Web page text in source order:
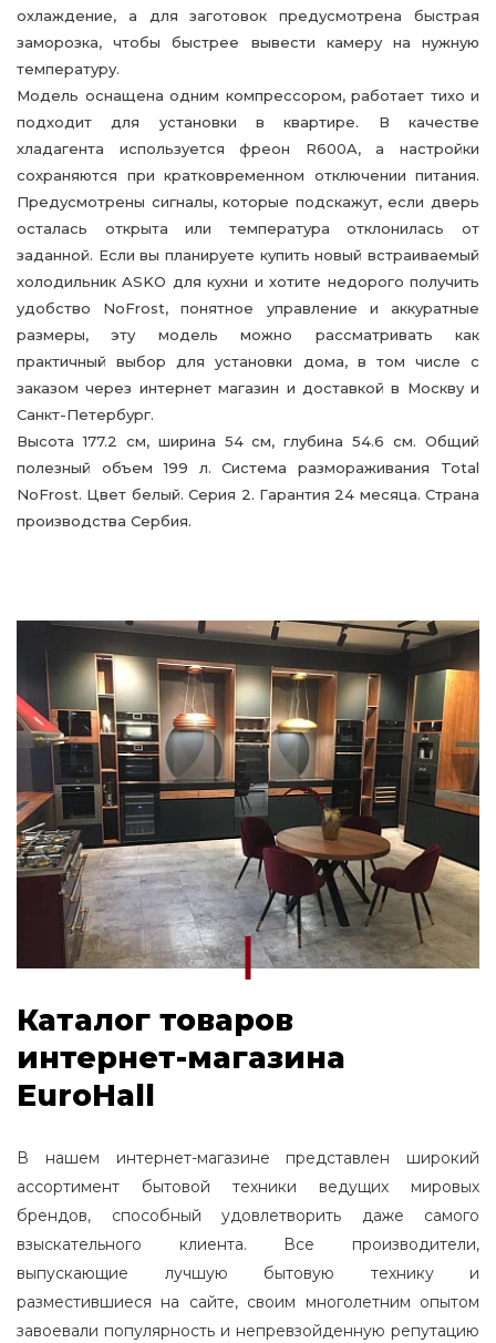
охлаждение, а для заготовок предусмотрена быстрая
заморозка, чтобы быстрее вывести камеру на нужную
температуру.
Модель оснащена одним компрессором, работает тихо и
подходит для установки в квартире. В качестве
хладагента используется фреон R600A, а настройки
сохраняются при кратковременном отключении питания.
Предусмотрены сигналы, которые подскажут, если дверь
осталась открыта или температура отклонилась от
заданной. Если вы планируете купить новый встраиваемый
холодильник ASKO для кухни и хотите недорого получить
удобство NoFrost, понятное управление и аккуратные
размеры, эту модель можно рассматривать как
практичный выбор для установки дома, в том числе с
заказом через интернет магазин и доставкой в Москву и
Санкт-Петербург.
Высота 177.2 см, ширина 54 см, глубина 54.6 см. Общий
полезный объем 199 л. Система размораживания Total
NoFrost. Цвет белый. Серия 2. Гарантия 24 месяца. Страна
производства Сербия.
Каталог товаров
интернет-магазина
EuroHall
В нашем интернет-магазине представлен широкий
ассортимент бытовой техники ведущих мировых
брендов, способный удовлетворить даже самого
взыскательного клиента. Все производители,
выпускающие лучшую бытовую технику и
разместившиеся на сайте, своим многолетним опытом
завоевали популярность и непревзойденную репутацию